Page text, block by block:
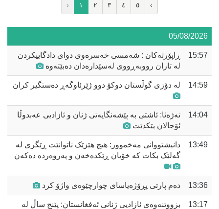
‹ ١ ٢ ٣ ٤ ٥ ›
05/08/2026
15:57
ڕاپۆرتەکان : شەمسی خەسرەوی دوای دادگاییکردن
لە تاران رووبەڕووی لەسێدارەدان دەبێتەوە
14:59 لە دۆزی گوڵستان دوکۆ دوو ژێرئاوگەڕ دەستگیر کران
14:04
تەژەئا: ئاشتی بە پێشەنگایەتی ژنان و ئازادیی عەبدوڵا
ئۆجالان پێکدێت
13:49
دانیشتووانی مەخموور: هیچ هێزێک ناتوانێت ڕێگری لە
گەلێک بکات کە خۆیان ڕێکدەخەن و پەروەردە دەکەن
13:36 دەم پارتی پڕۆژەیاسای چوارچێوەی واژۆ کرد
13:17
بزووتنەوەی ئازادیی ژنانی ئەفغانستان: پێنج ساڵ لە